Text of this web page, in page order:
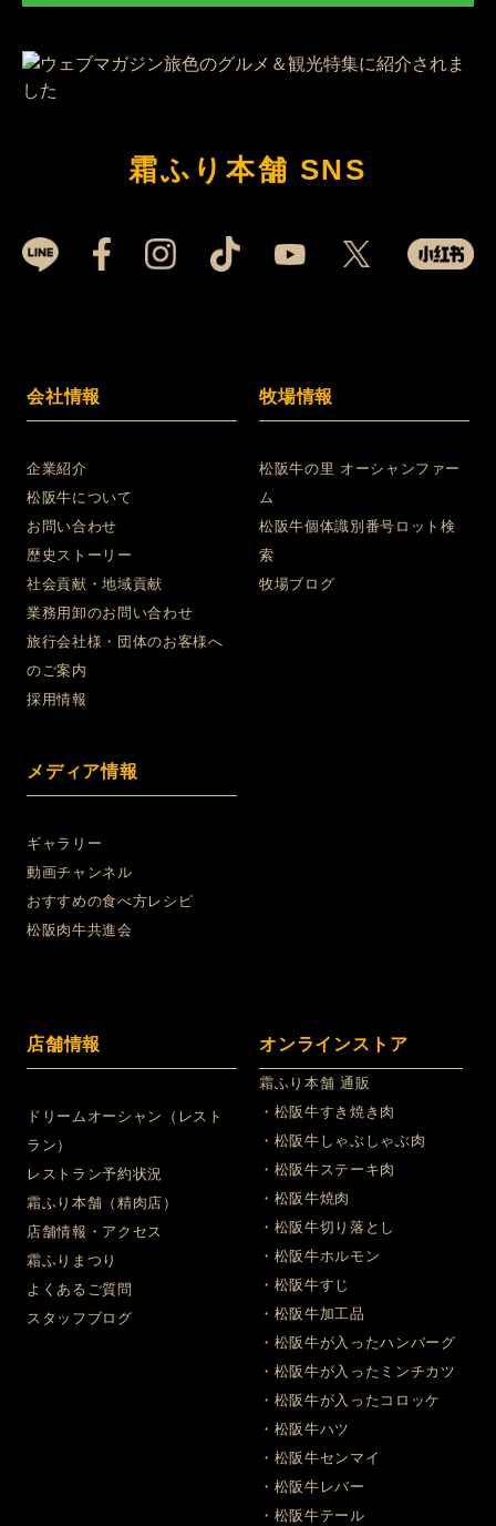
霜ふり本舗 SNS
会社情報
企業紹介
松阪牛について
お問い合わせ
歴史ストーリー
社会貢献・地域貢献
業務用卸のお問い合わせ
旅行会社様・団体のお客様へ
のご案内
採用情報
メディア情報
ギャラリー
動画チャンネル
おすすめの食べ方レシピ
松阪肉牛共進会
牧場情報
松阪牛の里 オーシャンファー
ム
松阪牛個体識別番号ロット検
索
牧場ブログ
店舗情報
ドリームオーシャン（レスト
ラン）
レストラン予約状況
霜ふり本舗（精肉店）
店舗情報・アクセス
霜ふりまつり
よくあるご質問
スタッフブログ
オンラインストア
霜ふり本舗 通販
・松阪牛すき焼き肉
・松阪牛しゃぶしゃぶ肉
・松阪牛ステーキ肉
・松阪牛焼肉
・松阪牛切り落とし
・松阪牛ホルモン
・松阪牛すじ
・松阪牛加工品
・松阪牛が入ったハンバーグ
・松阪牛が入ったミンチカツ
・松阪牛が入ったコロッケ
・松阪牛ハツ
・松阪牛センマイ
・松阪牛レバー
・松阪牛テール